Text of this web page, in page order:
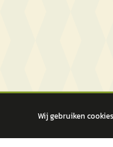
Wij gebruiken